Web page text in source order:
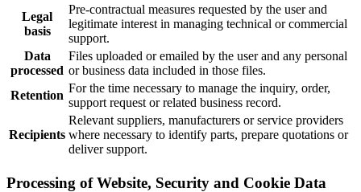
Legal
basis
Pre-contractual measures requested by the user and
legitimate interest in managing technical or commercial
support.
Data
processed
Files uploaded or emailed by the user and any personal
or business data included in those files.
Retention
For the time necessary to manage the inquiry, order,
support request or related business record.
Recipients
Relevant suppliers, manufacturers or service providers
where necessary to identify parts, prepare quotations or
deliver support.
Processing of Website, Security and Cookie Data